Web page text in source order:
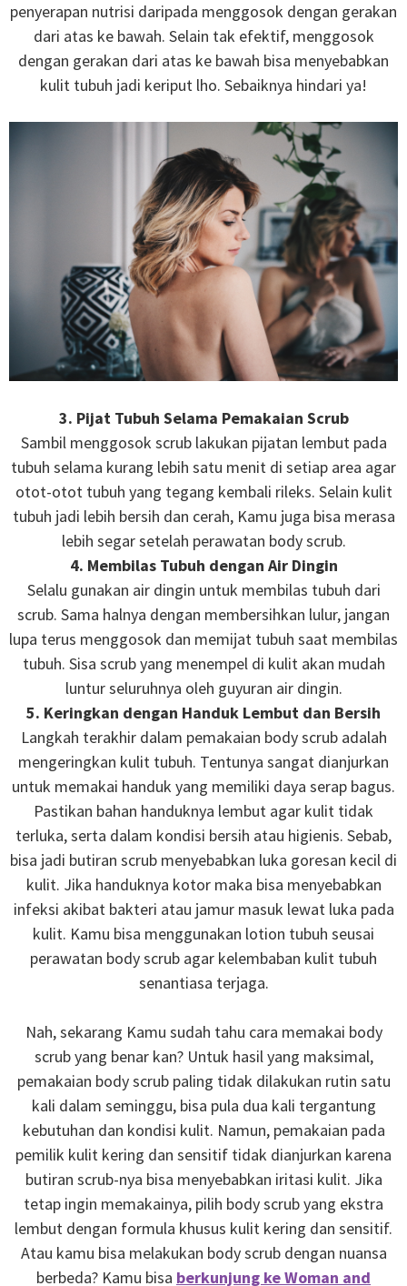
penyerapan nutrisi daripada menggosok dengan gerakan
dari atas ke bawah. Selain tak efektif, menggosok
dengan gerakan dari atas ke bawah bisa menyebabkan
kulit tubuh jadi keriput lho. Sebaiknya hindari ya!
3. Pijat Tubuh Selama Pemakaian Scrub
Sambil menggosok scrub lakukan pijatan lembut pada
tubuh selama kurang lebih satu menit di setiap area agar
otot-otot tubuh yang tegang kembali rileks. Selain kulit
tubuh jadi lebih bersih dan cerah, Kamu juga bisa merasa
lebih segar setelah perawatan body scrub.
4. Membilas Tubuh dengan Air Dingin
Selalu gunakan air dingin untuk membilas tubuh dari
scrub. Sama halnya dengan membersihkan lulur, jangan
lupa terus menggosok dan memijat tubuh saat membilas
tubuh. Sisa scrub yang menempel di kulit akan mudah
luntur seluruhnya oleh guyuran air dingin.
5. Keringkan dengan Handuk Lembut dan Bersih
Langkah terakhir dalam pemakaian body scrub adalah
mengeringkan kulit tubuh. Tentunya sangat dianjurkan
untuk memakai handuk yang memiliki daya serap bagus.
Pastikan bahan handuknya lembut agar kulit tidak
terluka, serta dalam kondisi bersih atau higienis. Sebab,
bisa jadi butiran scrub menyebabkan luka goresan kecil di
kulit. Jika handuknya kotor maka bisa menyebabkan
infeksi akibat bakteri atau jamur masuk lewat luka pada
kulit. Kamu bisa menggunakan lotion tubuh seusai
perawatan body scrub agar kelembaban kulit tubuh
senantiasa terjaga.
Nah, sekarang Kamu sudah tahu cara memakai body
scrub yang benar kan? Untuk hasil yang maksimal,
pemakaian body scrub paling tidak dilakukan rutin satu
kali dalam seminggu, bisa pula dua kali tergantung
kebutuhan dan kondisi kulit. Namun, pemakaian pada
pemilik kulit kering dan sensitif tidak dianjurkan karena
butiran scrub-nya bisa menyebabkan iritasi kulit. Jika
tetap ingin memakainya, pilih body scrub yang ekstra
lembut dengan formula khusus kulit kering dan sensitif.
Atau kamu bisa melakukan body scrub dengan nuansa
berbeda? Kamu bisa berkunjung ke Woman and